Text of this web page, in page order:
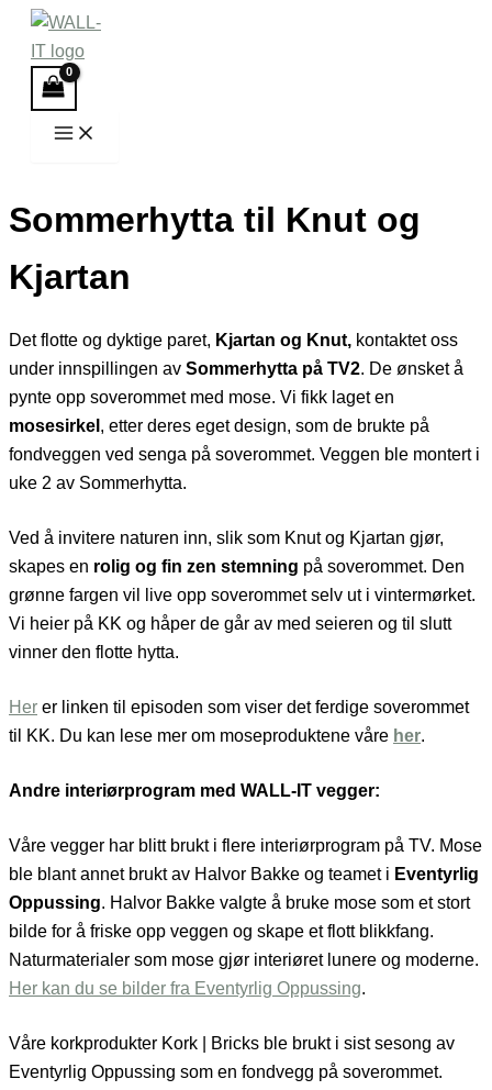
Hopp
innholdet
Sommerhytta til Knut og
Kjartan
Det flotte og dyktige paret, Kjartan og Knut, kontaktet oss
under innspillingen av Sommerhytta på TV2. De ønsket å
pynte opp soverommet med mose. Vi fikk laget en
mosesirkel , etter deres eget design, som de brukte på
fondveggen ved senga på soverommet. Veggen ble montert i
uke 2 av Sommerhytta.
Ved å invitere naturen inn, slik som Knut og Kjartan gjør,
skapes en rolig og fin zen stemning på soverommet. Den
grønne fargen vil live opp soverommet selv ut i vintermørket.
Vi heier på KK og håper de går av med seieren og til slutt
vinner den flotte hytta.
Her er linken til episoden som viser det ferdige soverommet
til KK. Du kan lese mer om moseproduktene våre her.
Andre interiørprogram med WALL-IT vegger:
Våre vegger har blitt brukt i flere interiørprogram på TV. Mose
ble blant annet brukt av Halvor Bakke og teamet i Eventyrlig
Oppussing. Halvor Bakke valgte å bruke mose som et stort
bilde for å friske opp veggen og skape et flott blikkfang.
Naturmaterialer som mose gjør interiøret lunere og moderne.
Her kan du se bilder fra Eventyrlig Oppussing.
Våre korkprodukter Kork | Bricks ble brukt i sist sesong av
Eventyrlig Oppussing som en fondvegg på soverommet.